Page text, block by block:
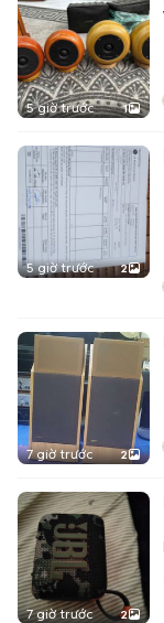
5 giờ trước 1
5 giờ trước 2
7 giờ trước 2
7 giờ trước 2